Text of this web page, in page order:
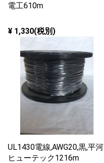
電工610m
¥ 1,330(税別)
UL1430電線,AWG20,黒,平河
ヒューテック1216m